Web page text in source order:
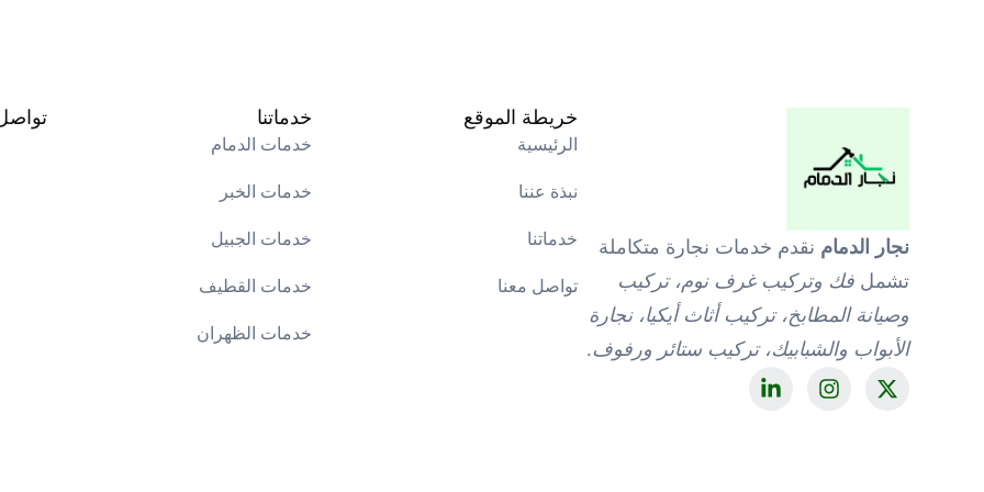
نجار الدمام نقدم خدمات نجارة متكاملة
تشمل فك وتركيب غرف نوم، تركيب
وصيانة المطابخ، تركيب أثاث أيكيا، نجارة
الأبواب والشبابيك، تركيب ستائر ورفوف.
خريطة الموقع
الرئيسية
نبذة عننا
خدماتنا
تواصل معنا
خدماتنا
خدمات الدمام
خدمات الخبر
خدمات الجبيل
خدمات القطيف
خدمات الظهران